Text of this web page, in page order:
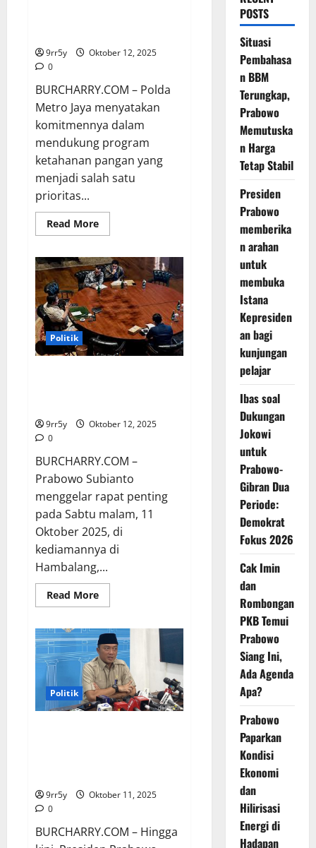
9rr5y
Oktober 12, 2025
0
BURCHARRY.COM – Polda
Metro Jaya menyatakan
komitmennya dalam
mendukung program
ketahanan pangan yang
menjadi salah satu
prioritas...
Read MoreRead
more
Metro
Jaya
Selenggarakan
Seminar
Urban
Farming
untuk
Mendukung
Ketahanan
Pangan
Politik
9rr5y
Oktober 12, 2025
0
BURCHARRY.COM –
Prabowo Subianto
menggelar rapat penting
pada Sabtu malam, 11
Oktober 2025, di
kediamannya di
Hambalang,...
Read MoreRead
more
Kumpul
Bareng
Muzani
&
Yusril
di
Hambalang
Malam
Minggu,
Politik
9rr5y
Oktober 11, 2025
0
BURCHARRY.COM – Hingga
POSTS
Situasi
Pembahasa
n BBM
Terungkap,
Prabowo
Memutuska
n Harga
Tetap Stabil
Presiden
Prabowo
memberika
n arahan
untuk
membuka
Istana
Kepresiden
an bagi
kunjungan
pelajar
Ibas soal
Dukungan
Jokowi
untuk
Prabowo-
Gibran Dua
Periode:
Demokrat
Fokus 2026
Cak Imin
dan
Rombongan
PKB Temui
Prabowo
Siang Ini,
Ada Agenda
Apa?
Prabowo
Paparkan
Kondisi
Ekonomi
dan
Hilirisasi
Energi di
Hadapan